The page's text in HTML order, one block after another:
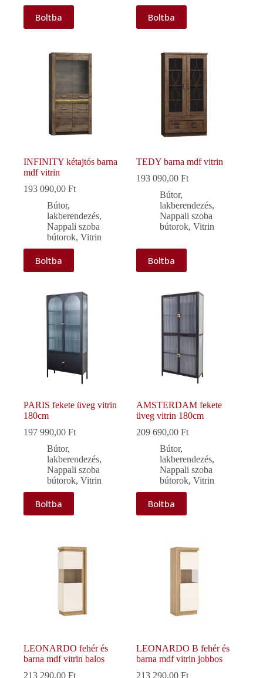
Boltba Boltba
INFINITY kétajtós barna
mdf vitrin
193 090,00 Ft
Bútor,
lakberendezés,
Nappali szoba
bútorok, Vitrin
Boltba
TEDY barna mdf vitrin
193 090,00Ft
Bútor,
lakberendezés,
Nappali szoba
bútorok,Vitrin
Boltba
PARIS fekete üveg vitrin
180cm
197 990,00 Ft
Bútor,
lakberendezés,
Nappali szoba
bútorok, Vitrin
Boltba
AMSTERDAM fekete
üveg vitrin 180cm
209 690,00Ft
Bútor,
lakberendezés,
Nappali szoba
bútorok,Vitrin
Boltba
LEONARDO fehér és
barna mdf vitrin balos
213 290,00 Ft
LEONARDO B fehér és
barna mdf vitrin jobbos
213 290,00Ft